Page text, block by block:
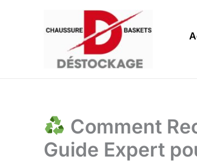
Comment
Guide Expert